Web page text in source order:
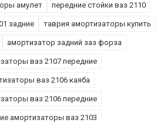
амулет передние стойки ваз 2110
задние таврия амортизаторы купить
амортизатор задний заз форза
ваз 2107 передние
ваз 2106 каяба
ваз 2106 передние
амортизаторы ваз 2103